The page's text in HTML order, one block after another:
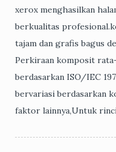
xerox menghasilkan
berkualitas
tajam dan grafis bagus
Perkiraan komposit
berdasarkan ISO/IEC
bervariasi berdasarkan
faktor lainnya,Untuk